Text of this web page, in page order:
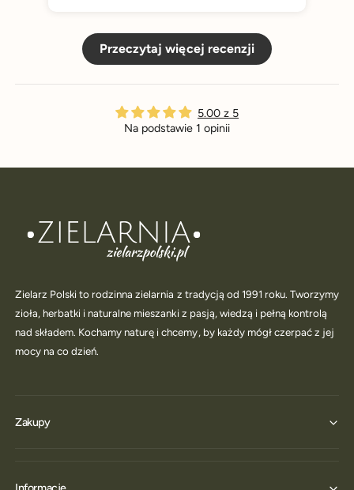
Przeczytaj więcej recenzji
5.00 z 5
Na podstawie 1 opinii
Zielarz Polski to rodzinna zielarnia z tradycją od 1991 roku. Tworzymy
zioła, herbatki i naturalne mieszanki z pasją, wiedzą i pełną kontrolą
nad składem. Kochamy naturę i chcemy, by każdy mógł czerpać z jej
mocy na co dzień.
Zakupy